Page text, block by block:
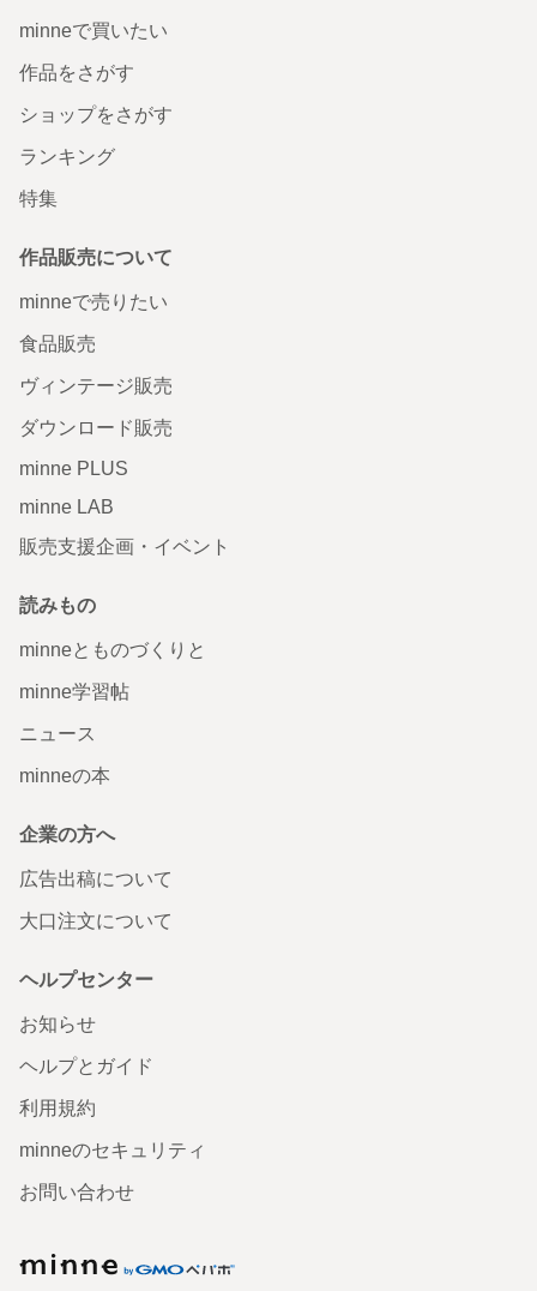
minneで買いたい
作品をさがす
ショップをさがす
ランキング
特集
作品販売について
minneで売りたい
食品販売
ヴィンテージ販売
ダウンロード販売
minne PLUS
minne LAB
販売支援企画・イベント
読みもの
minneとものづくりと
minne学習帖
ニュース
minneの本
企業の方へ
広告出稿について
大口注文について
ヘルプセンター
お知らせ
ヘルプとガイド
利用規約
minneのセキュリティ
お問い合わせ